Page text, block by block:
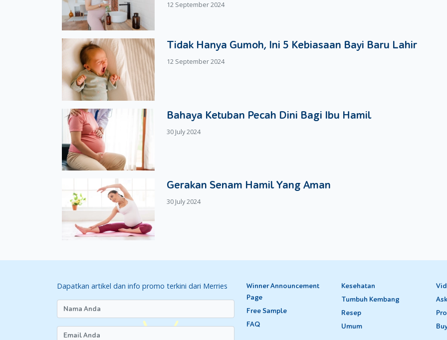
12 September 2024
Tidak Hanya Gumoh, Ini 5 Kebiasaan Bayi Baru Lahir
12 September 2024
Bahaya Ketuban Pecah Dini Bagi Ibu Hamil
30 July 2024
Gerakan Senam Hamil Yang Aman
30 July 2024
Dapatkan artikel dan info promo terkini dari Merries
Winner Announcement
Page
Free Sample
FAQ
Kesehatan
Tumbuh Kembang
Resep
Umum